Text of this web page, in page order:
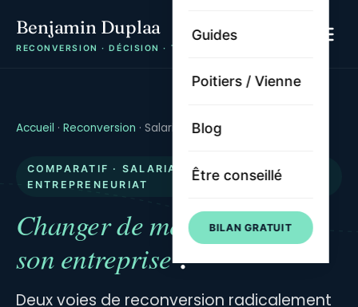
Benjamin Duplaa
RECONVERSION · DÉCISION · TRAJECTOIRE
Guides
Poitiers / Vienne
Blog
Être conseillé
BILAN GRATUIT
Accueil · Reconversion · Salariat ou entrepreneuriat
COMPARATIF · SALARIAT VS
ENTREPRENEURIAT
Changer de métier ou créer
son entreprise?
Deux voies de reconversion radicalement